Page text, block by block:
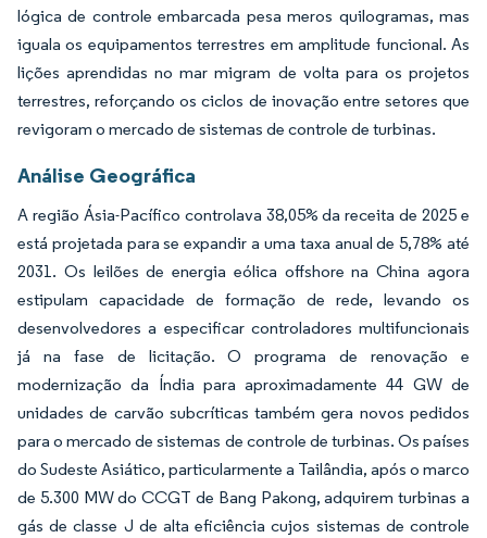
lógica de controle embarcada pesa meros quilogramas, mas
iguala os equipamentos terrestres em amplitude funcional. As
lições aprendidas no mar migram de volta para os projetos
terrestres, reforçando os ciclos de inovação entre setores que
revigoram o mercado de sistemas de controle de turbinas.
Análise Geográfica
A região Ásia-Pacífico controlava 38,05% da receita de 2025 e
está projetada para se expandir a uma taxa anual de 5,78% até
2031. Os leilões de energia eólica offshore na China agora
estipulam capacidade de formação de rede, levando os
desenvolvedores a especificar controladores multifuncionais
já na fase de licitação. O programa de renovação e
modernização da Índia para aproximadamente 44 GW de
unidades de carvão subcríticas também gera novos pedidos
para o mercado de sistemas de controle de turbinas. Os países
do Sudeste Asiático, particularmente a Tailândia, após o marco
de 5.300 MW do CCGT de Bang Pakong, adquirem turbinas a
gás de classe J de alta eficiência cujos sistemas de controle